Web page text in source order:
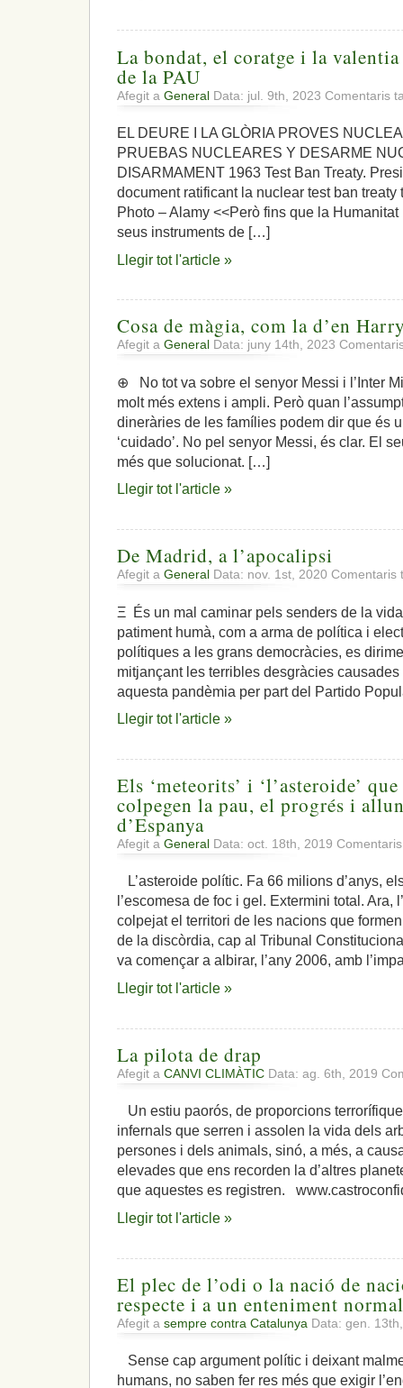
La bondat, el coratge i la
de la PAU
Afegit a General Data: jul. 9th, 2023 Comentaris
EL DEURE I LA GLÒRIA PROVES
PRUEBAS NUCLEARES Y DESARME
DISARMAMENT 1963 Test Ban Treaty.
document ratificant la nuclear test ban treaty
Photo – Alamy <<Però fins que la
seus instruments de […]
Llegir tot l'article »
Cosa de màgia, com la d’en
Afegit a General Data: juny 14th, 2023
⊕ No tot va sobre el senyor Messi i l’Inter
molt més extens i ampli. Però quan
dineràries de les famílies podem dir que és
‘cuidado’. No pel senyor Messi, és clar. El
més que solucionat. […]
Llegir tot l'article »
De Madrid, a l’apocalipsi
Afegit a General Data: nov. 1st, 2020 Comentaris
Ξ És un mal caminar pels senders de la
patiment humà, com a arma de política i
polítiques a les grans democràcies, es
mitjançant les terribles desgràcies
aquesta pandèmia per part del Partido
Llegir tot l'article »
Els ‘meteorits’ i ‘l’asteroide’
colpegen la pau, el progrés i
d’Espanya
Afegit a General Data: oct. 18th, 2019
L’asteroide polític. Fa 66 milions d’anys,
l’escomesa de foc i gel. Extermini total. Ara,
colpejat el territori de les nacions que
de la discòrdia, cap al Tribunal
va començar a albirar, l’any 2006, amb
Llegir tot l'article »
La pilota de drap
Afegit a CANVI CLIMÀTIC Data: ag. 6th, 2019
Un estiu paorós, de proporcions
infernals que serren i assolen la vida dels
persones i dels animals, sinó, a més, a
elevades que ens recorden la d’altres
que aquestes es registren.
Llegir tot l'article »
El plec de l’odi o la nació de
respecte i a un enteniment
Afegit a sempre contra Catalunya Data: gen.
Sense cap argument polític i deixant
humans, no saben fer res més que exigir